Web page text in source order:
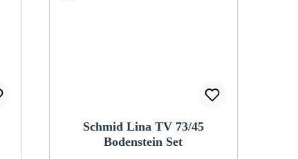
Schmid Lina TV 73/45
Bodenstein Set